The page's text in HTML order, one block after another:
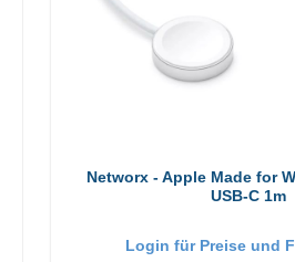
Networx - Apple Made for
USB-C 1m
Login für Preise und